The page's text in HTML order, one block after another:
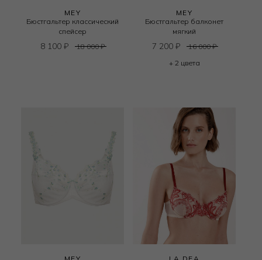
MEY
Бюстгальтер классический
спейсер
8 100 ₽ 18 000₽
MEY
Бюстгальтер балконет
мягкий
7 200 ₽ 16 000₽
+ 2 цвета